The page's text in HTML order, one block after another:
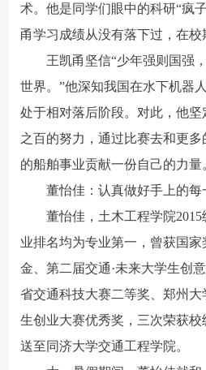
术。他是同学们眼中的科研“疯
甬学习成绩从没有落下过，在校
王凯甬坚信“少年强则国强
世界。”他深知我国在水下机器
处于相对落后阶段。对此，他
之百的努力，通过比赛去和更
的船舶事业贡献一份自己的力量
董怡佳：认真做好手上的每
董怡佳，土木工程学院
业排名均为专业第一，曾获国
金、第二届交通·未来大学生创
省交通科技大赛二等奖、郑州大
生创业大赛优秀奖，三次荣获
送至同济大学交通工程学院。